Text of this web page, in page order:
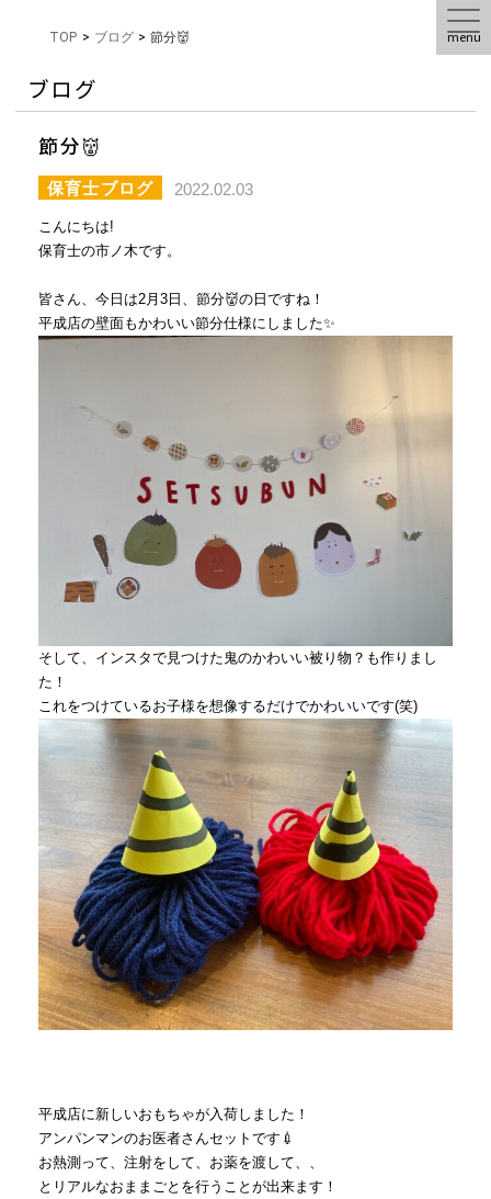
menu
TOP > ブログ > 節分👹
ブログ
節分👹
保育士ブログ 2022.02.03
こんにちは!
保育士の市ノ木です。
皆さん、今日は2 月 3 日、節分👹の日ですね！
平成店の壁面もかわいい節分仕様にしました✨
そして、インスタで見つけた鬼のかわいい被り物？も作りまし
た！
これをつけているお子様を想像するだけでかわいいです(笑)
平成店に新しいおもちゃが入荷しました！
アンパンマンのお医者さんセットです💉
お熱測って、注射をして、お薬を渡して、、
とリアルなおままごとを行うことが出来ます！